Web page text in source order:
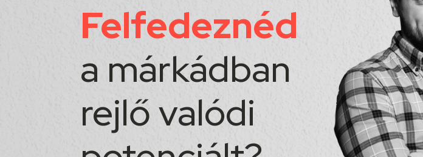
Felfedeznéd
a márkádban
rejlő valódi